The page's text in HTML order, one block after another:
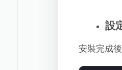
設
安裝完成